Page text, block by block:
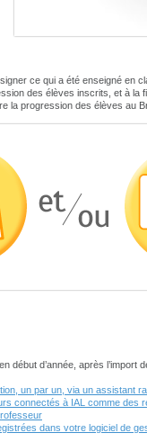
ce qui a été enseigné en
des élèves inscrits, et à la
la progression des élèves au
début d’année, après
un par un, via un assistant
connectés à IAL comme des
dans votre logiciel de